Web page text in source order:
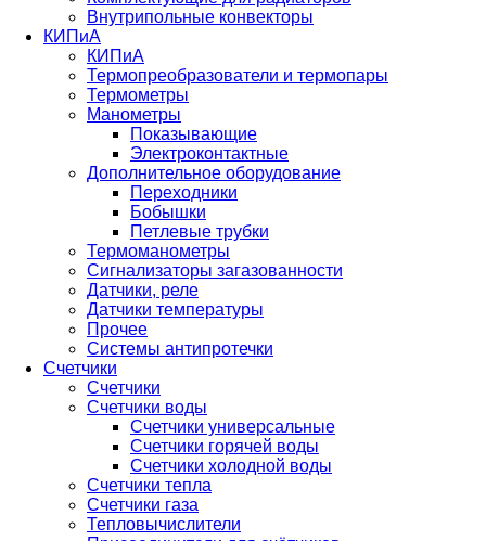
Внутрипольные конвекторы
КИПиА
КИПиА
Термопреобразователи и термопары
Термометры
Манометры
Показывающие
Электроконтактные
Дополнительное оборудование
Переходники
Бобышки
Петлевые трубки
Термоманометры
Сигнализаторы загазованности
Датчики, реле
Датчики температуры
Прочее
Системы антипротечки
Счетчики
Счетчики
Счетчики воды
Счетчики универсальные
Счетчики горячей воды
Счетчики холодной воды
Счетчики тепла
Счетчики газа
Тепловычислители